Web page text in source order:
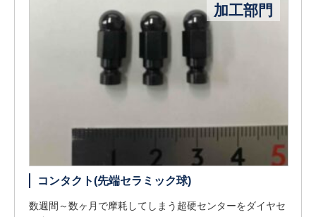
コンタクト(先端セラミック球)
数週間～数ヶ月で摩耗してしまう超硬センターをダイヤセ
加工部門